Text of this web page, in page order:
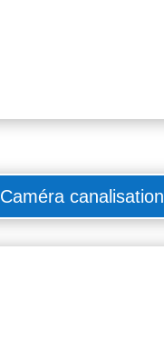
Caméra canalisation